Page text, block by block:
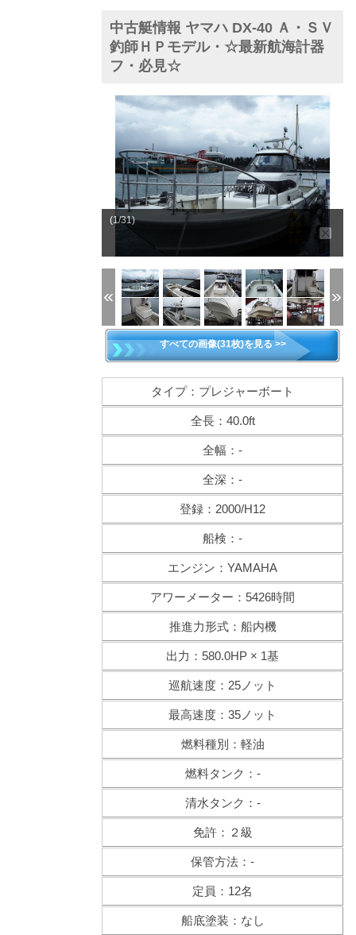
中古艇情報 ヤマハ DX-40 Ａ・ＳＶ
釣師ＨＰモデル・☆最新航海計器
フ・必見☆
(1/31)
すべての画像(31枚)を見る >>
タイプ：プレジャーボート
全長：40.0ft
全幅：-
全深：-
登録：2000/H12
船検：-
エンジン：YAMAHA
アワーメーター：5426時間
推進力形式：船内機
出力：580.0HP × 1基
巡航速度：25ノット
最高速度：35ノット
燃料種別：軽油
燃料タンク：-
清水タンク：-
免許：２級
保管方法：-
定員：12名
船底塗装：なし